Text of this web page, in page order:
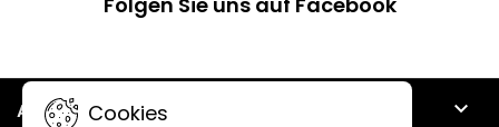
ARTIKEL 
Cookies